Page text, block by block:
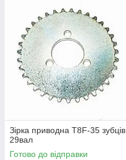
Зірка приводна T8F-35 зубців
29вал
Готово до відправки